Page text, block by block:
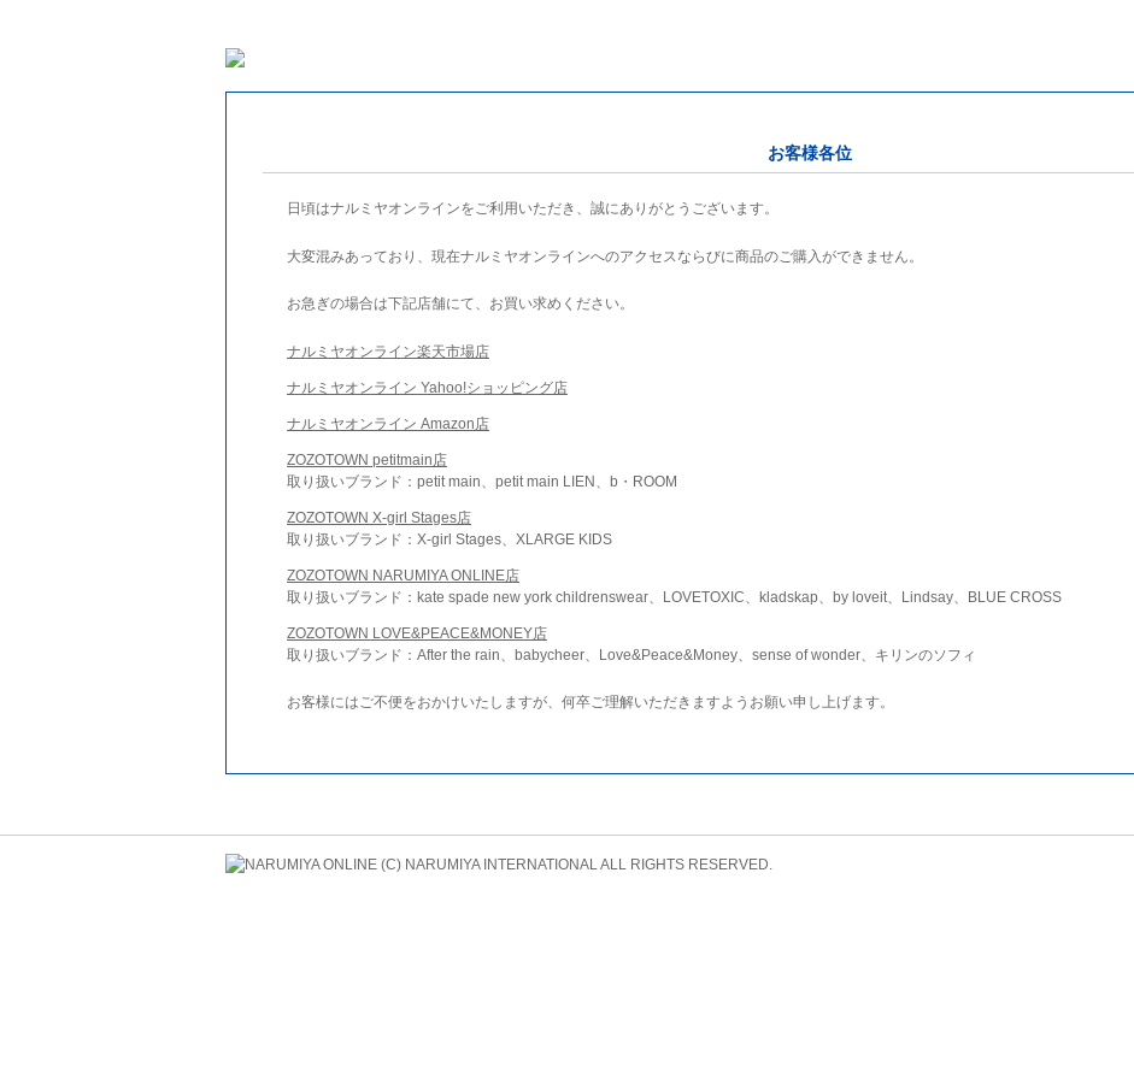
お客様各位
日頃はナルミヤオンラインをご利用いただき、誠にありがとうございます。
大変混みあっており、現在ナルミヤオンラインへのアクセスならびに商品のご購入ができません。
お急ぎの場合は下記店舗にて、お買い求めください。
ナルミヤオンライン楽天市場店
ナルミヤオンライン Yahoo!ショッピング店
ナルミヤオンライン Amazon店
ZOZOTOWN petitmain店
取り扱いブランド：petit main、petit main LIEN、b・ROOM
ZOZOTOWN X-girl Stages店
取り扱いブランド：X-girl Stages、XLARGE KIDS
ZOZOTOWN NARUMIYA ONLINE店
取り扱いブランド：kate spade new york childrenswear、LOVETOXIC、kladskap、by loveit、Lindsay、BLUE CROSS
ZOZOTOWN LOVE&PEACE&MONEY店
取り扱いブランド：After the rain、babycheer、Love&Peace&Money、sense of wonder、キリンのソフィ
お客様にはご不便をおかけいたしますが、何卒ご理解いただきますようお願い申し上げます。